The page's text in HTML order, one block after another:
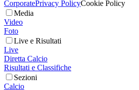
CorporatePrivacy PolicyCookie Policy
Media
Video
Foto
Live e Risultati
Live
Diretta Calcio
Risultati e Classifiche
Sezioni
Calcio